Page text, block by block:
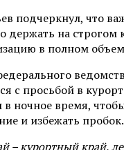
подчеркнул, что
держать на строгом
в полном
с просьбой в
ночное время,
и избежать пробок.
– курортный край,